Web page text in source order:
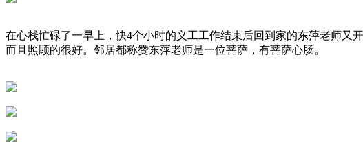
在心栈忙碌了一早上，快4个小时的义工工作结束后回到家的东萍老师又
而且照顾的很好。邻居都称赞东萍老师是一位菩萨，有菩萨心肠。